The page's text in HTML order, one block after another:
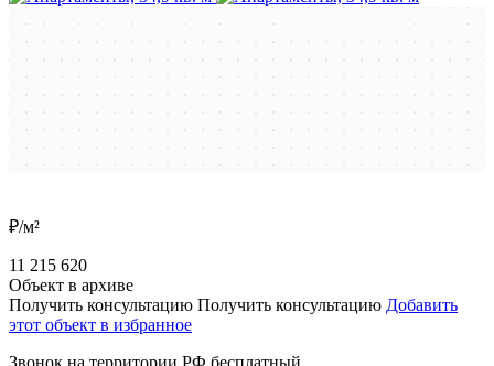
₽/м²
11 215 620
Объект в архиве
Получить консультацию Получить консультацию Добавить
этот объект в избранное